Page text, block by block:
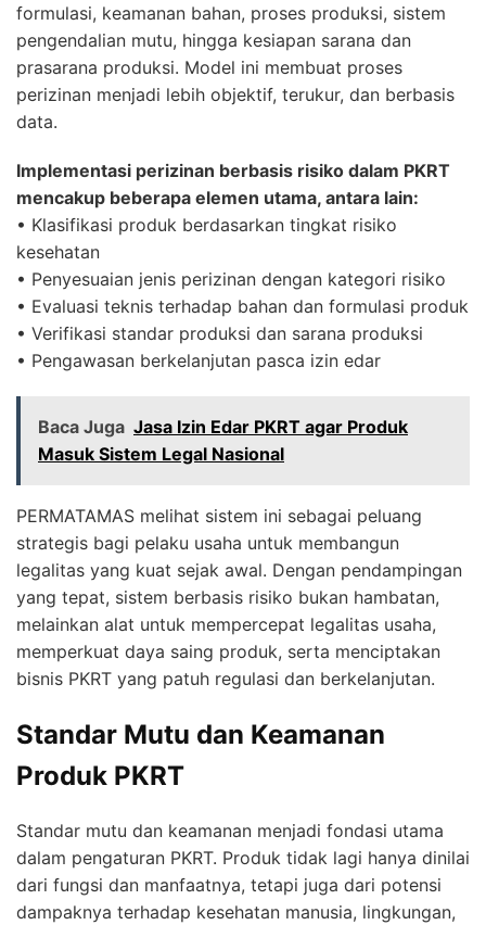
formulasi, keamanan bahan, proses produksi, sistem
pengendalian mutu, hingga kesiapan sarana dan
prasarana produksi. Model ini membuat proses
perizinan menjadi lebih objektif, terukur, dan berbasis
data.
Implementasi perizinan berbasis risiko dalam PKRT
mencakup beberapa elemen utama, antara lain:
• Klasifikasi produk berdasarkan tingkat risiko
kesehatan
• Penyesuaian jenis perizinan dengan kategori risiko
• Evaluasi teknis terhadap bahan dan formulasi produk
• Verifikasi standar produksi dan sarana produksi
• Pengawasan berkelanjutan pasca izin edar
Baca Juga Jasa Izin Edar PKRT agar Produk
Masuk Sistem Legal Nasional
PERMATAMAS melihat sistem ini sebagai peluang
strategis bagi pelaku usaha untuk membangun
legalitas yang kuat sejak awal. Dengan pendampingan
yang tepat, sistem berbasis risiko bukan hambatan,
melainkan alat untuk mempercepat legalitas usaha,
memperkuat daya saing produk, serta menciptakan
bisnis PKRT yang patuh regulasi dan berkelanjutan.
Standar Mutu dan Keamanan
Produk PKRT
Standar mutu dan keamanan menjadi fondasi utama
dalam pengaturan PKRT. Produk tidak lagi hanya dinilai
dari fungsi dan manfaatnya, tetapi juga dari potensi
dampaknya terhadap kesehatan manusia, lingkungan,